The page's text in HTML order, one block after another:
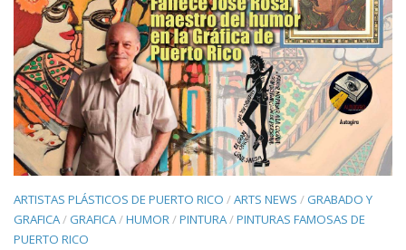
ARTISTAS PLÁSTICOS DE PUERTO RICO /ARTS NEWS / GRABADO Y
GRAFICA/ GRAFICA/HUMOR/PINTURA/PINTURAS FAMOSAS DE
PUERTO RICO